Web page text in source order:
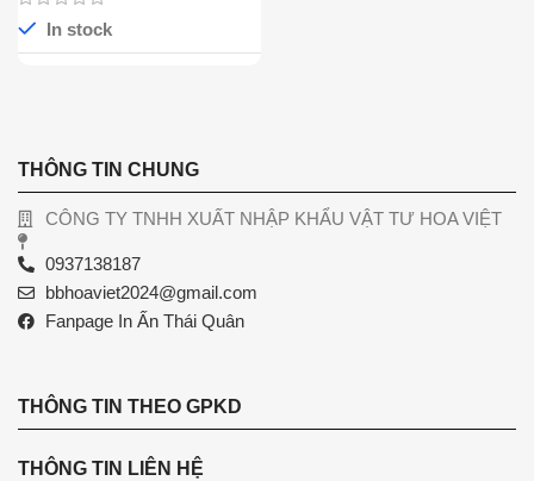
In stock
THÔNG TIN CHUNG
CÔNG TY TNHH XUẤT NHẬP KHẨU VẬT TƯ HOA VIỆT
0937138187
bbhoaviet2024@gmail.com
Fanpage In Ấn Thái Quân
THÔNG TIN THEO GPKD
THÔNG TIN LIÊN HỆ